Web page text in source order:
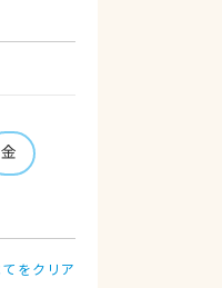
金
てをクリア